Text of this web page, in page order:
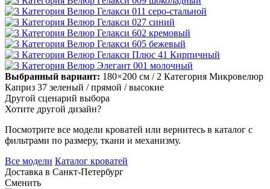
Выбранный вариант: 180×200 см / 2 Категория Микровелюр
Каприз 37 зеленый / прямой / высокие
Другой сценарий выбора
Хотите другой дизайн?
Посмотрите все модели кроватей или вернитесь в каталог с
фильтрами по размеру, ткани и механизму.
Все модели Каталог кроватей
Доставка в Санкт-Петербург
Сменить